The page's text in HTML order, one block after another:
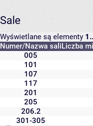
Sale
Wyświetlane są elementy
Numer/Nazwa saliLiczba
005
101
107
117
201
205
206.2
301-305